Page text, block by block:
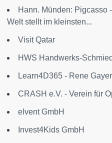
Hann. Münden: Pigcasso
Welt stellt im kleinsten...
Visit Qatar
HWS Handwerks-
Learn4D365 - Rene Gayer
CRASH e.V. - Verein für
elvent GmbH
Invest4Kids GmbH